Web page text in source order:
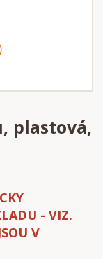
plastová,
- VIZ.
V